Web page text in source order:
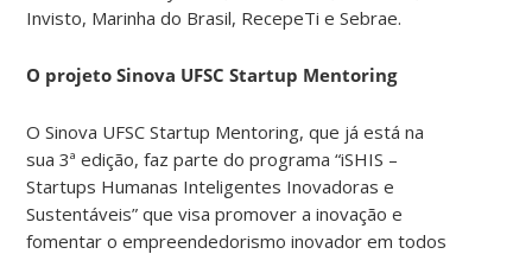
Invisto, Marinha do Brasil, RecepeTi e Sebrae.
O projeto Sinova UFSC Startup Mentoring
O Sinova UFSC Startup Mentoring, que já está na
sua 3ª edição, faz parte do programa “iSHIS –
Startups Humanas Inteligentes Inovadoras e
Sustentáveis” que visa promover a inovação e
fomentar o empreendedorismo inovador em todos